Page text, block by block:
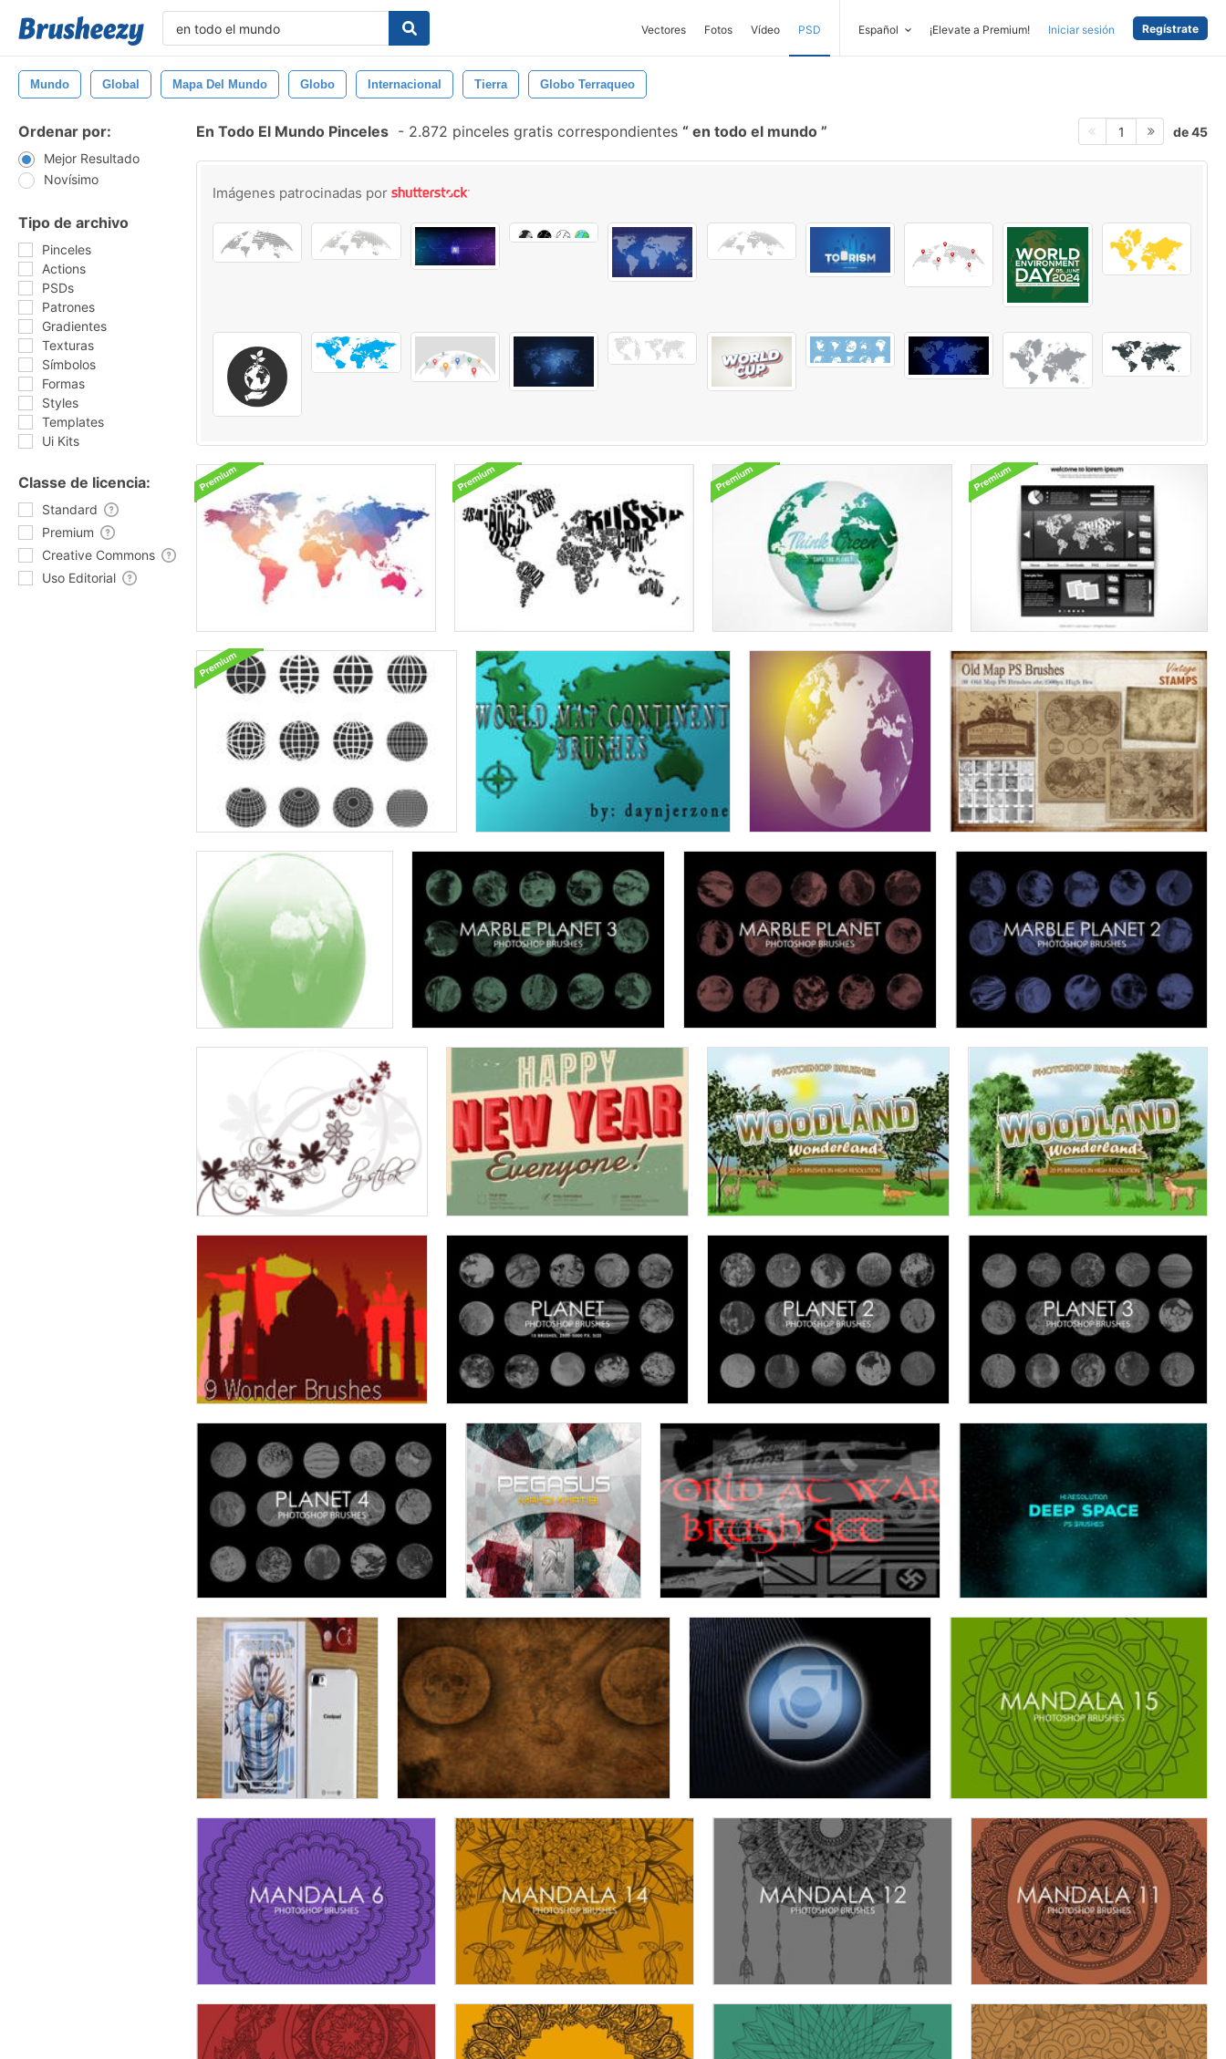
Vectores Fotos Vídeo PSD Español ¡Elevate a Premium! Iniciar sesión Regístrate
Mundo Global Mapa Del Mundo Globo Internacional Tierra Globo Terraqueo
Ordenar por:
Mejor Resultado
Novísimo
Tipo de archivo
Pinceles
Actions
PSDs
Patrones
Gradientes
Texturas
Símbolos
Formas
Styles
Templates
Ui Kits
Classe de licencia:
Standard
Premium
Creative Commons
Uso Editorial
En Todo El Mundo Pinceles - 2.872 pinceles gratis correspondientes en todo el mundo 1 de 45
Imágenes patrocinadas por